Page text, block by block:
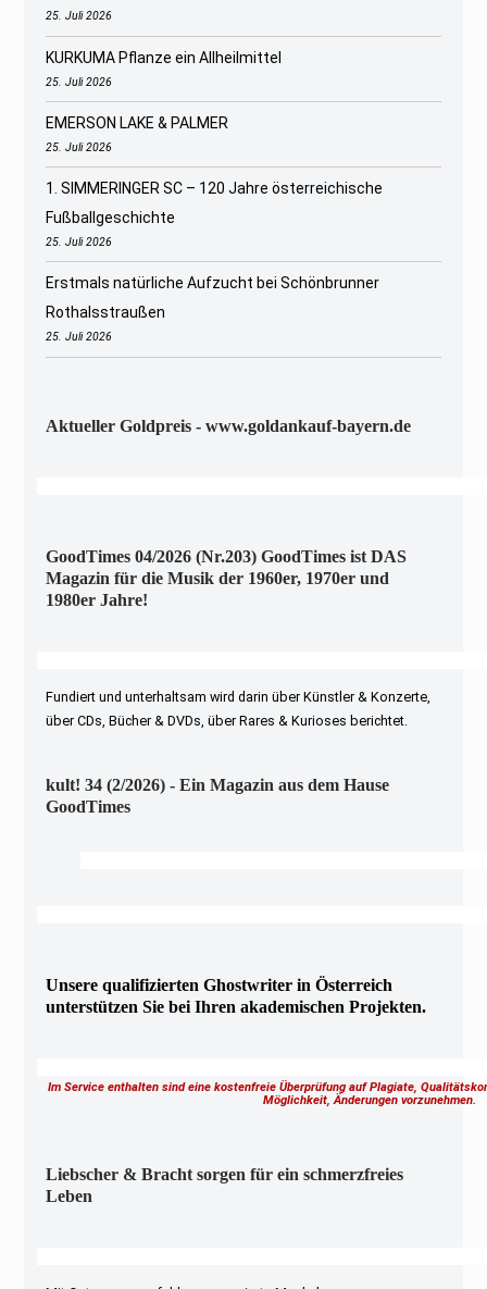
25. Juli 2026
KURKUMA Pflanze ein Allheilmittel
25. Juli 2026
EMERSON LAKE & PALMER
25. Juli 2026
1. SIMMERINGER SC – 120 Jahre österreichische
Fußballgeschichte
25. Juli 2026
Erstmals natürliche Aufzucht bei Schönbrunner
Rothalsstraußen
25. Juli 2026
Aktueller Goldpreis - www.goldankauf-bayern.de
GoodTimes 04/2026 (Nr.203) GoodTimes ist DAS
Magazin für die Musik der 1960er, 1970er und
1980er Jahre!
Fundiert und unterhaltsam wird darin über Künstler & Konzerte,
über CDs, Bücher & DVDs, über Rares & Kurioses berichtet.
kult! 34 (2/2026) - Ein Magazin aus dem Hause
GoodTimes
Unsere qualifizierten Ghostwriter in Österreich
unterstützen Sie bei Ihren akademischen Projekten.
Im Service enthalten sind eine kostenfreie Überprüfung auf Plagiate,
Möglichkeit, Änderungen vorzunehmen.
Liebscher & Bracht sorgen für ein schmerzfreies
Leben